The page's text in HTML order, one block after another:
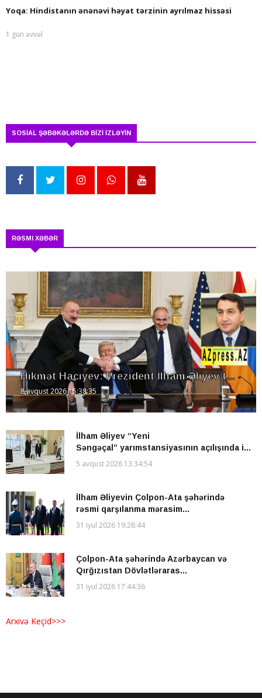
Yoqa: Hindistanın ənənəvi həyat tərzinin ayrılmaz hissəsi
1 gün əvvəl
SOSİAL ŞƏBƏKƏLƏRDƏ BİZİ İZLƏYİN
RƏSMI XƏBƏR
Hikmət Hacıyev: Prezident İlham Əliyev t...
8 avqust 2026 15:38:35
İlham Əliyev “Yeni
Səngəçal” yarımstansiyasının açılışında i...
5 avqust 2026 13:34:54
İlham Əliyevin Çolpon-Ata şəhərində
rəsmi qarşılanma mərasim...
31 iyul 2026 19:28:44
Çolpon-Ata şəhərində Azərbaycan və
Qırğızıstan Dövlətləraras...
31 iyul 2026 17:44:36
Arxivə Keçid>>>